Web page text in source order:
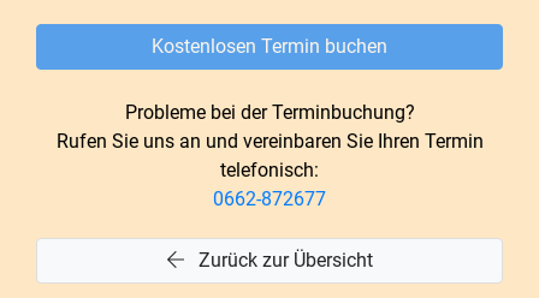
Kostenlosen Termin buchen
Probleme bei der Terminbuchung?
Rufen Sie uns an und vereinbaren Sie Ihren Termin
telefonisch:
0662-872677
Zurück zur Übersicht